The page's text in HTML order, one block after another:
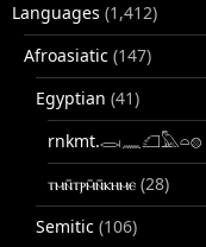
Languages (1,412)
Afroasiatic (147)
Egyptian (41)
rnkmt.𓂋𓏺𓈖𓆎𓅓𓏏𓊖
ⲧⲙⲛ̄ⲧⲣⲙ̄ⲛ̄ⲕⲏⲙⲉ (28)
Semitic (106)